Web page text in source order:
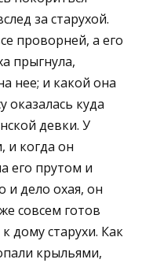
за старухой.
проворней, а его
прыгнула,
нее; и какой она
оказалась куда
девки. У
и когда он
его прутом и
и дело охая, он
совсем готов
дому старухи. Как
крыльями,